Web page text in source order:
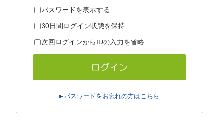
パスワードを表示する
30日間ログイン状態を保持
次回ログインからIDの入力を省略
パスワードをお忘れの方はこちら